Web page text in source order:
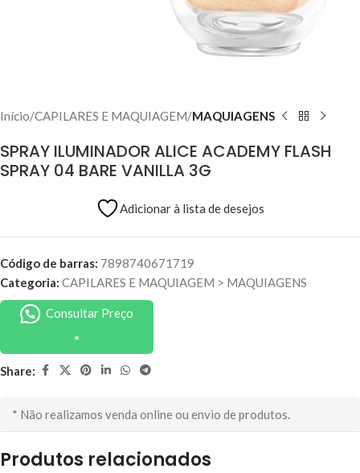
Início CAPILARES E MAQUIAGEM MAQUIAGENS
SPRAY ILUMINADOR ALICE ACADEMY FLASH
SPRAY 04 BARE VANILLA 3G
Adicionar à lista de desejos
Código de barras: 7898740671719
Categoria: CAPILARES E MAQUIAGEM > MAQUIAGENS
Consultar Preço
Share:
* Não realizamos venda online ou envio de produtos.
Produtos relacionados